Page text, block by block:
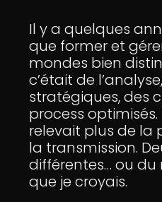
Il y a quelques
que former et
mondes bien
c’était de
stratégiques, des
process
relevait plus de la
la transmission.
différentes… ou du
que je croyais.